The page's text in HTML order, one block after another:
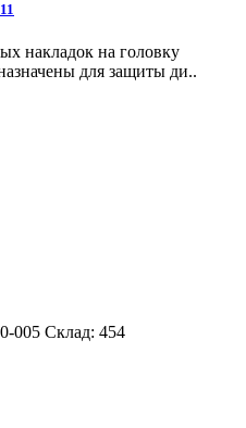
накладок на головку
для защиты ди..
005 Склад: 454